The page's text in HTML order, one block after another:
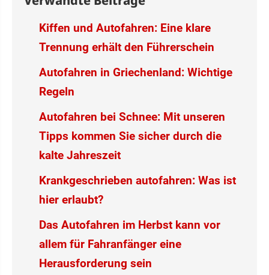
Kiffen und Autofahren: Eine klare
Trennung erhält den Führerschein
Autofahren in Griechenland: Wichtige
Regeln
Autofahren bei Schnee: Mit unseren
Tipps kommen Sie sicher durch die
kalte Jahreszeit
Krankgeschrieben autofahren: Was ist
hier erlaubt?
Das Autofahren im Herbst kann vor
allem für Fahranfänger eine
Herausforderung sein